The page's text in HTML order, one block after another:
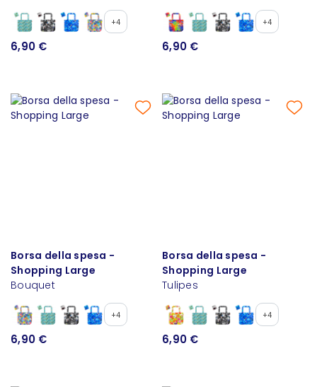
+4
6,90 €
+4
6,90 €
Borsa della spesa -
Shopping Large
Bouquet
+4
6,90 €
Borsa della spesa -
Shopping Large
Tulipes
+4
6,90 €